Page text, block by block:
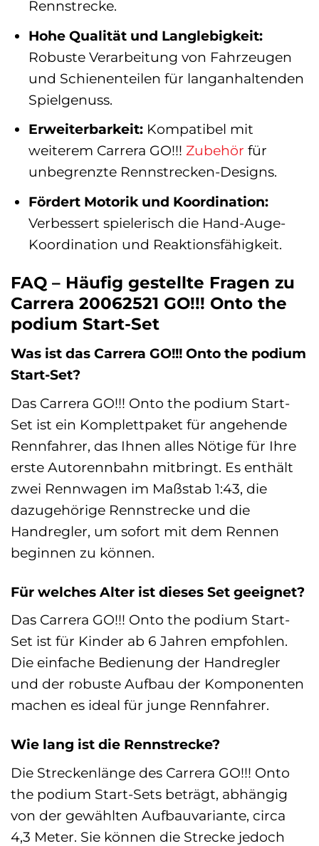
Rennstrecke.
Hohe Qualität und Langlebigkeit:
Robuste Verarbeitung von Fahrzeugen
und Schienenteilen für langanhaltenden
Spielgenuss.
Erweiterbarkeit:Kompatibel mit
weiterem Carrera GO!!! Zubehör für
unbegrenzte Rennstrecken-Designs.
Fördert Motorik und Koordination:
Verbessert spielerisch die Hand-Auge-
Koordination und Reaktionsfähigkeit.
FAQ – Häufig gestellte Fragen zu
Carrera 20062521 GO!!! Onto the
podium Start-Set
Was ist das Carrera GO!!! Onto the podium
Start-Set?
Das Carrera GO!!! Onto the podium Start-
Set ist ein Komplettpaket für angehende
Rennfahrer, das Ihnen alles Nötige für Ihre
erste Autorennbahn mitbringt. Es enthält
zwei Rennwagen im Maßstab 1:43, die
dazugehörige Rennstrecke und die
Handregler, um sofort mit dem Rennen
beginnen zu können.
Für welches Alter ist dieses Set geeignet?
Das Carrera GO!!! Onto the podium Start-
Set ist für Kinder ab 6 Jahren empfohlen.
Die einfache Bedienung der Handregler
und der robuste Aufbau der Komponenten
machen es ideal für junge Rennfahrer.
Wie lang ist die Rennstrecke?
Die Streckenlänge des Carrera GO!!! Onto
the podium Start-Sets beträgt, abhängig
von der gewählten Aufbauvariante, circa
4,3 Meter. Sie können die Strecke jedoch